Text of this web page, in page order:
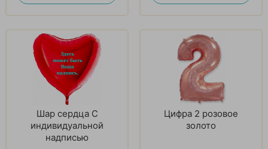
Шар сердца С
индивидуальной
надписью
Цифра 2 розовое
золото